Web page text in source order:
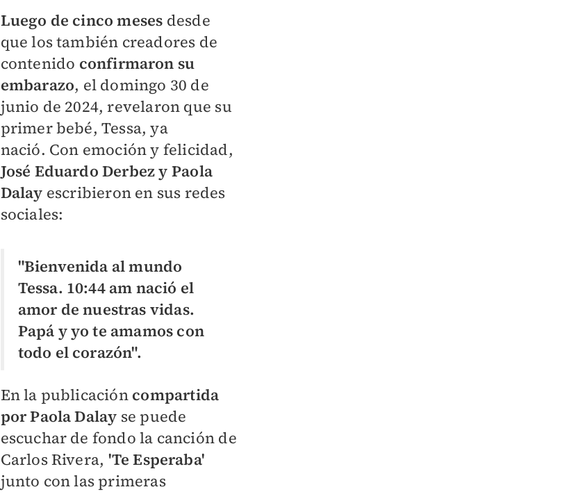
Luego de cinco meses desde
que los también creadores de
contenido confirmaron su
embarazo, el domingo 30 de
junio de 2024, revelaron que su
primer bebé, Tessa, ya
nació. Con emoción y felicidad,
José Eduardo Derbez y Paola
Dalay escribieron en sus redes
sociales:
"Bienvenida al mundo
Tessa. 10:44 am nació el
amor de nuestras vidas.
Papá y yo te amamos con
todo el corazón".
En la publicación compartida
por Paola Dalay se puede
escuchar de fondo la canción de
Carlos Rivera, 'Te Esperaba'
junto con las primeras